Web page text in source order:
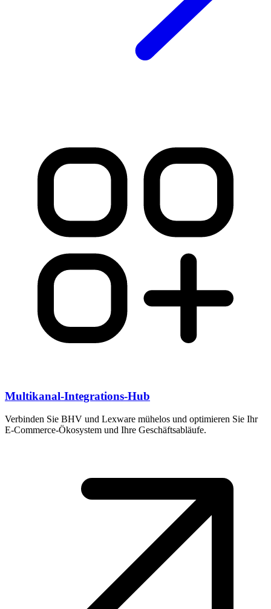
Multikanal-Integrations-Hub
Verbinden Sie BHV und Lexware mühelos und optimieren Sie Ihr
E-Commerce-Ökosystem und Ihre Geschäftsabläufe.